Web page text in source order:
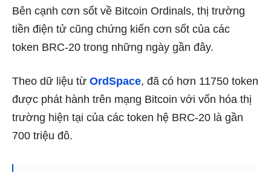
Bên cạnh cơn sốt về Bitcoin Ordinals, thị trường
tiền điện tử cũng chứng kiến cơn sốt của các
token BRC-20 trong những ngày gần đây.
Theo dữ liệu từ OrdSpace, đã có hơn 11750 token
được phát hành trên mạng Bitcoin với vốn hóa thị
trường hiện tại của các token hệ BRC-20 là gần
700 triệu đô.